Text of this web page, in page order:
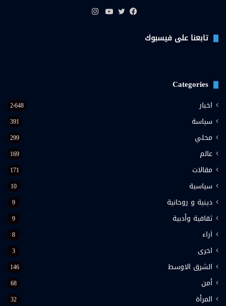
تابعنا على فيسبوك
Categories
اخبار 2٬648
سياسة 391
محلي 299
عالم 169
مقالات 171
سياسية 10
دينية و روحانية 9
ثقافية وأدبية 9
اَراء 8
اخرى 3
الشرق الاوسط 146
أمن 68
المرأة 32